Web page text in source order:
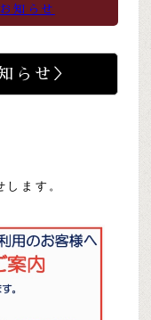
お知らせ
らせ＞
ます。